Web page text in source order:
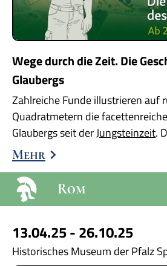
Wege durch die Zeit. Die
Glaubergs
Zahlreiche Funde illustrieren auf
Quadratmetern die
Glaubergs seit derJungsteinzeit.
Mehr
Rom
13.04.25 - 26.10.25
Historisches Museum der Pfalz